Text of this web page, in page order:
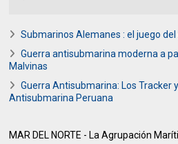
Submarinos Alemanes : el juego
Guerra antisubmarina moderna a
Malvinas
Guerra Antisubmarina: Los Tracker
Antisubmarina Peruana
MAR DEL NORTE - La Agrupación